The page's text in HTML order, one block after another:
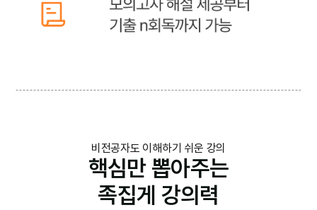
비전공자도 이해하기 쉬운 강의
핵심만 뽑아주는
족집게 강의력